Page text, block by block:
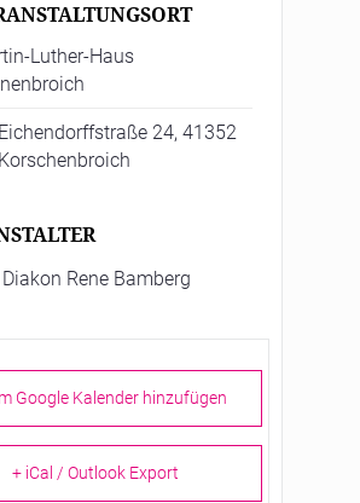
Luther-Haus
Eichendorffstraße 24, 41352
Korschenbroich
Diakon Rene Bamberg
Google Kalender hinzufügen
+ iCal / Outlook Export